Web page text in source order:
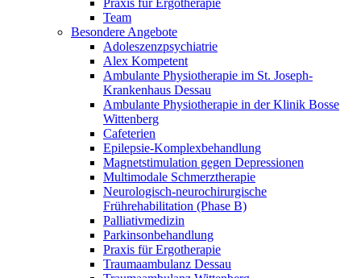
Praxis für Ergotherapie
Team
Besondere Angebote
Adoleszenzpsychiatrie
Alex Kompetent
Ambulante Physiotherapie im St. Joseph-
Krankenhaus Dessau
Ambulante Physiotherapie in der Klinik Bosse
Wittenberg
Cafeterien
Epilepsie-Komplexbehandlung
Magnetstimulation gegen Depressionen
Multimodale Schmerztherapie
Neurologisch-neurochirurgische
Frührehabilitation (Phase B)
Palliativmedizin
Parkinsonbehandlung
Praxis für Ergotherapie
Traumaambulanz Dessau